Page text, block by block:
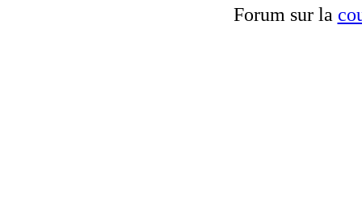
Forum sur la